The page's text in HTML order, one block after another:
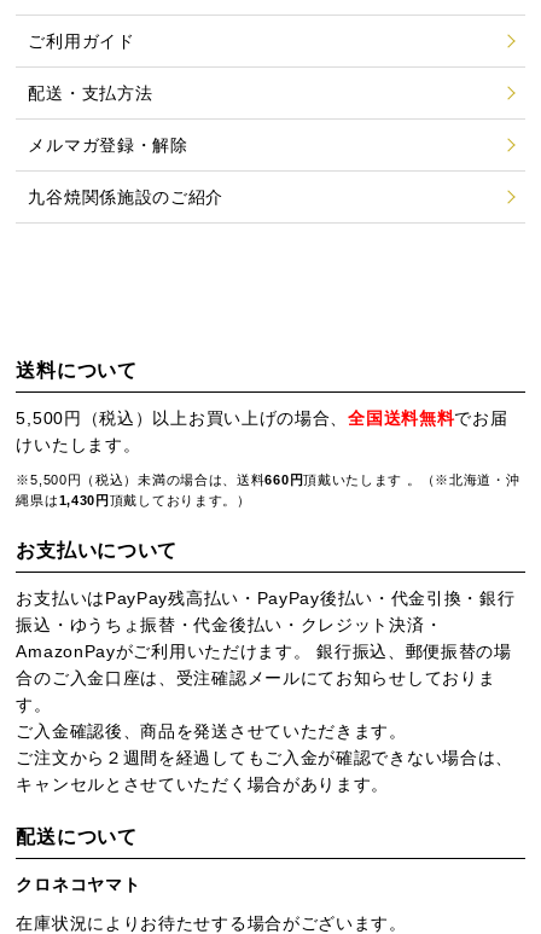
ご利用ガイド
配送・支払方法
メルマガ登録・解除
九谷焼関係施設のご紹介
送料について
5,500円（税込）以上お買い上げの場合、全国送料無料でお届
けいたします。
※5,500円（税込）未満の場合は、送料660円頂戴いたします 。（※北海道・沖
縄県は1,430円 頂戴しております。）
お支払いについて
お支払いはPayPay残高払い・PayPay後払い・代金引換・銀行
振込・ゆうちょ振替・代金後払い・クレジット決済・
AmazonPayがご利用いただけます。 銀行振込、郵便振替の場
合のご入金口座は、受注確認メールにてお知らせしておりま
す。
ご入金確認後、商品を発送させていただきます。
ご注文から２週間を経過してもご入金が確認できない場合は、
キャンセルとさせていただく場合があります。
配送について
クロネコヤマト
在庫状況によりお待たせする場合がございます。